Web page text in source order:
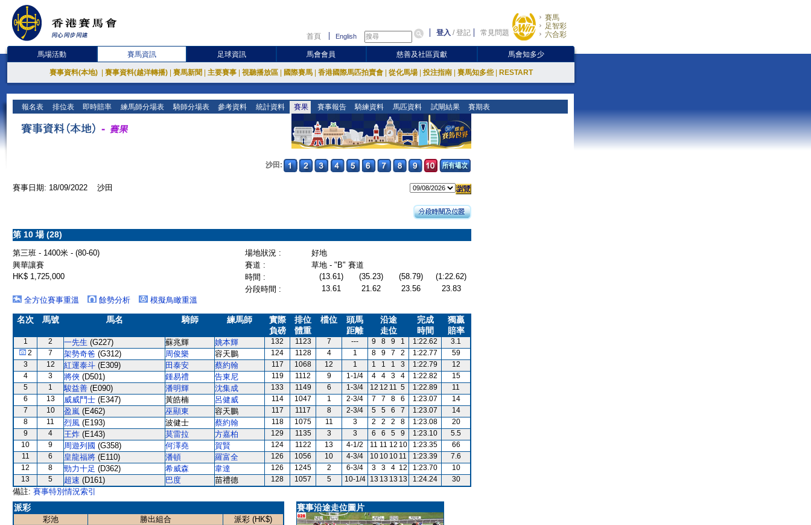
首頁 English 登入 /登記 常見問題
賽馬
足智彩
六合彩
馬場活動 賽馬資訊 足球資訊 馬會會員 慈善及社區貢獻 馬會知多少
賽事資料(本地) 賽事資料(越洋轉播) 賽馬新聞 主要賽事 視聽播放區 國際賽馬 香港國際馬匹拍賣會 從化馬場 投注指南 賽馬知多些 RESTART
報名表 排位表 即時賠率 練馬師分場表 騎師分場表 參考資料 統計資料 賽果 賽事報告 騎練資料 馬匹資料 試閘結果 賽期表
沙田:
賽事日期: 18/09/2022 沙田
第 10 場 (28)
第三班 - 1400米 - (80-60) 場地狀況 :
好地
興華讓賽
賽道 :
草地 - "B" 賽道
HK$ 1,725,000
時間 : (13.61) (35.23) (58.79)
(1:22.62)
分段時間 :
13.61 21.62 23.56
23.83
全方位賽事重溫
餘勢分析 模擬鳥瞰重溫
名次 馬號 馬名 騎師 練馬師
實際
負磅
排位
體重
檔位
頭馬
距離
沿途
走位
完成
時間
獨贏
賠率
1 2 一先生 (G227) 蘇兆輝 姚本輝 132 1123 7 --- 9 8 9 1 1:22.62
3.1
2
7 架勢奇爸 (G312) 周俊樂 容天鵬 124 1128 4 1 8 9 7 2 1:22.77
59
3
12 紅運泰斗 (E309) 田泰安 蔡約翰 117 1068 12 1 1 1 1 3 1:22.79
12
4
3 將俠 (D501) 鍾易禮 告東尼 119 1112 9 1-1/4 4 4 3 4 1:22.82
15
5
1 駿益善 (E090) 潘明輝 沈集成 133 1149 6 1-3/4 12 12 11 5 1:22.89
11
6
13 威威鬥士 (E347) 黃皓楠 呂健威 114 1047 1 2-3/4 7 7 8 6 1:23.07
14
7
10 盈嵐 (E462) 巫顯東 容天鵬 117 1117 8 2-3/4 5 5 6 7 1:23.07
14
8
11 烈風 (E193) 波健士 蔡約翰 118 1075 11 3 2 2 2 8 1:23.08
20
9
4 王炸 (E143) 莫雷拉 方嘉柏 129 1135 3 3 6 6 5 9 1:23.10
5.5
10
9 周遊列國 (G358) 何澤堯 賀賢 124 1122 13 4-1/2 11 11 12 10 1:23.35
66
11
6 皇龍福將 (E110) 潘頓 羅富全 126 1056 10 4-3/4 10 10 10 11 1:23.39
7.6
12
8 勁力十足 (D362) 希威森 韋達 126 1245 2 6-3/4 3 3 4 12 1:23.70
10
13
5 超速 (D161) 巴度 苗禮德 128 1057 5 10-1/4 13 13 13 13 1:24.24 30
備註: 賽事特別情況索引
派彩
彩池 勝出組合
派彩 (HK$)
賽事沿途走位圖片